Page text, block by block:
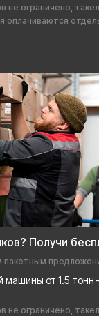
не ограничено,
оплачиваются
Получи
пакетным
машины от 1.5 тонн
не ограничено,